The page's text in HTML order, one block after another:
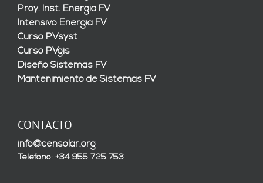
Proy. Inst. Energía FV
Intensivo Energía FV
Curso PVsyst
Curso PVgis
Diseño Sistemas FV
Mantenimiento de Sistemas FV
CONTACTO
info@censolar.org
Teléfono: +34 955 725 753